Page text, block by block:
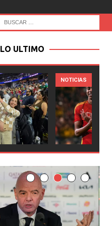
LO ULTIMO
NOTICIAS